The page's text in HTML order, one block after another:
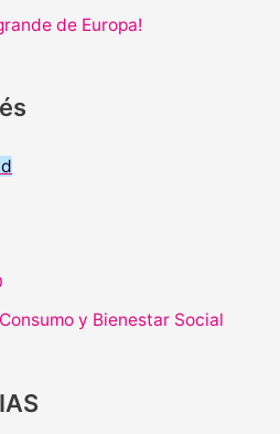
de Europa!
y Bienestar Social